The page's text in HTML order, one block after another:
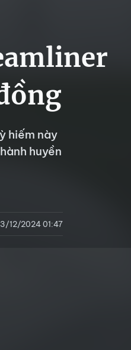
hiếm này
huyền
12/2024 01:47